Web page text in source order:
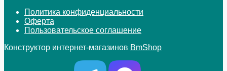
Политика конфиденциальности
Оферта
Пользовательское соглашение
Конструктор интернет-магазинов BmShop